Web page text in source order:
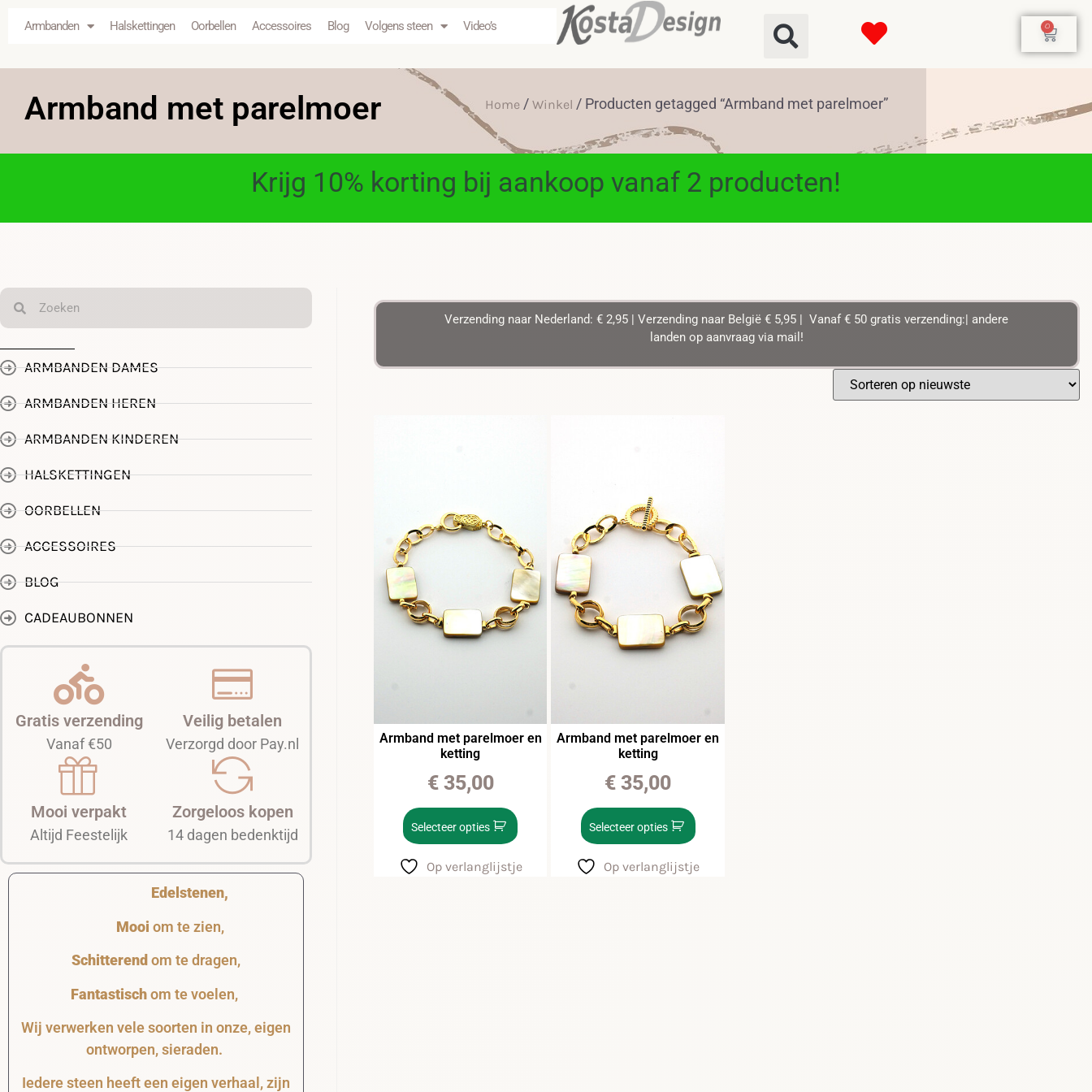
Armbanden Halskettingen Oorbellen Accessoires Blog Volgens steen Video’s 0
Armband met parelmoer Home / Winkel / Producten getagged “Armband met parelmoer”
Krijg 10% korting bij aankoop vanaf 2 producten!
ARMBANDEN DAMES
ARMBANDEN HEREN
ARMBANDEN KINDEREN
HALSKETTINGEN
OORBELLEN
ACCESSOIRES
BLOG
CADEAUBONNEN
Gratis verzending
Vanaf €50
Mooi verpakt
Altijd Feestelijk
Veilig betalen
Verzorgd door Pay.nl
Zorgeloos kopen
14 dagen bedenktijd
Edelstenen,
Mooi om te zien,
Schitterend om te dragen,
Fantastischom te voelen,
Wij verwerken vele soorten in onze, eigen
ontworpen, sieraden.
Iedere steen heeft een eigen verhaal, zijn
Verzending naar Nederland: € 2,95 | Verzending naar België € 5,95 | Vanaf € 50 gratis verzending:| andere
landen op aanvraag via mail!
Armband met parelmoer en
ketting
€35,00
Selecteer opties
Op verlanglijstje
Armband met parelmoer en
ketting
€ 35,00
Selecteer opties
Op verlanglijstje